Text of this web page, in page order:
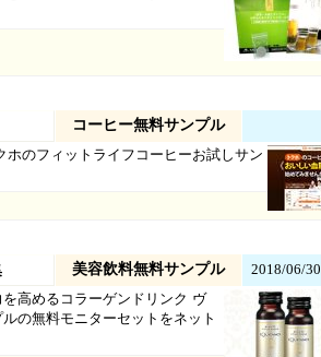
コーヒー無料サンプル
のフィットライフコーヒーお試しサン
美容飲料無料サンプル
2018/06/30
高めるコラーゲンドリンク ヴ
の無料モニターセットをネット